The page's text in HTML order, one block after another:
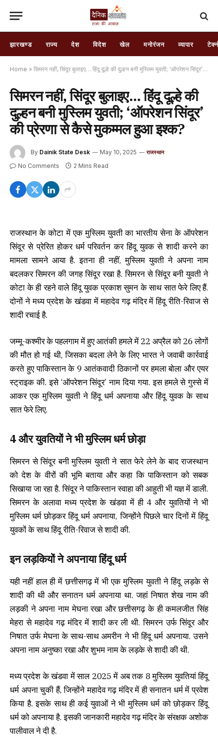
झारखण्ड राज्य देश विदेश खेल मनोरंजन व्यापार
Home » सिमरन नहीं, सिंदूर बुलाइए… हिंदू दूल्हे की दुल्हन बनी मुस्लिम युवती; ‘ऑपरेशन सिंदूर’ की प्रेरणा से कैसे मुकम्मल हुआ इश्क?
सिमरन नहीं, सिंदूर बुलाइए… हिंदू दूल्हे की
दुल्हन बनी मुस्लिम युवती; ‘ऑपरेशन सिंदूर’
की प्रेरणा से कैसे मुकम्मल हुआ इश्क?
By Dainik State Desk May 10, 2025 राजस्थान
No Comments 2 Mins Read
राजस्थान के कोटा में एक मुस्लिम युवती का भारतीय सेना के ऑपरेशन
सिंदूर से प्रेरित होकर धर्म परिवर्तन कर हिंदू युवक से शादी करने का
मामला सामने आया है. इतना ही नहीं, मुस्लिम युवती ने अपना नाम
बदलकर सिमरन की जगह सिंदूर रखा है. सिमरन से सिंदूर बनी युवती ने
कोटा के ही रहने वाले हिंदू युवक प्रकाश सुमन के साथ सात फेरे लिए हैं.
दोनों ने मध्य प्रदेश के खंडवा में महादेव गढ़ मंदिर में हिंदू रीति-रिवाज से
शादी रचाई है.
जम्मू-कश्मीर के पहलगाम में हुए आतंकी हमले में 22 अप्रैल को 26 लोगों
की मौत हो गई थी, जिसका बदला लेने के लिए भारत ने जवाबी कार्रवाई
करते हुए पाकिस्तान के 9 आतंकवादी ठिकानों पर हमला बोला और एयर
स्ट्राइक की. इसे ‘ऑपरेशन सिंदूर’ नाम दिया गया. इस हमले से गुस्से में
आकर एक मुस्लिम युवती ने हिंदू धर्म अपनाया और हिंदू युवक के साथ
सात फेरे लिए.
4 और युवतियों ने भी मुस्लिम धर्म छोड़ा
सिमरन से सिंदूर बनी मुस्लिम युवती ने सात फेरे लेने के बाद राजस्थान
को देश के वीरों की भूमि बताया और कहा कि पाकिस्तान को सबक
सिखाया जा रहा है. सिंदूर ने पाकिस्तान स्वाहा की आहुती भी यज्ञ में डाली.
सिमरन के अलावा मध्य प्रदेश के खंडवा में ही 4 और युवतियों ने भी
मुस्लिम धर्म छोड़कर हिंदू धर्म अपनाया, जिन्होंने पिछले चार दिनों में हिंदू
युवकों के साथ हिंदू रीति-रिवाज से शादी की.
इन लड़कियों ने अपनाया हिंदू धर्म
यही नहीं हाल ही में छत्तीसगढ़ में भी एक मुस्लिम युवती ने हिंदू लड़के से
शादी की थी और सनातन धर्म अपनाया था. जहां निषात शेख नाम की
लड़की ने अपना नाम मेघना रखा और छत्तीसगढ़ के ही कमलजीत सिंह
मेहरा से महादेव गढ़ मंदिर में शादी कर ली थी. सिमरन उर्फ सिंदूर और
निषात उर्फ मेघना के साथ-साथ अमरीन ने भी हिंदू धर्म अपनाया. उसने
अपना नाम अनुष्का रखा और शुभम नाम के लड़के से शादी की थी.
मध्य प्रदेश के खंडवा में साल 2025 में अब तक 8 मुस्लिम युवतियां हिंदू
धर्म अपना चुकी हैं, जिन्होंने महादेव गढ़ मंदिर में ही सनातन धर्म में प्रवेश
किया है. इसके साथ ही कई युवाओं ने भी मुस्लिम धर्म को छोड़कर हिंदू
धर्म को अपनाया है. इसकी जानकारी महादेव गढ़ मंदिर के संरक्षक अशोक
पालीवाल ने दी है.